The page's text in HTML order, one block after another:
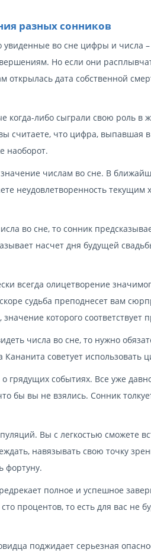
разных сонников
увиденные во сне цифры и числа
Но если они
открылась дата собственной
когда-либо сыграли свою роль в
считаете, что цифра, выпавшая
наоборот.
числам во сне. В
неудовлетворенность текущим
во сне, то сонник
насчет дня будущей
всегда олицетворение
судьба преподнесет вам
которого
числа во сне, то нужно
советует использовать
о грядущих событиях. Все уже
бы вы не взялись. Сонник
Вы с легкостью сможете
навязывать свою точку
фортуну.
полное и успешное
процентов, то есть для вас не
поджидает серьезная